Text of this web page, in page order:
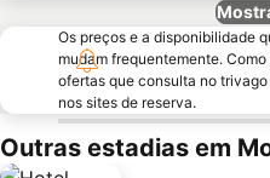
Os preços e a disponibilidade
mudam frequentemente.
ofertas que consulta no
nos sites de reserva.
Outras estadias em